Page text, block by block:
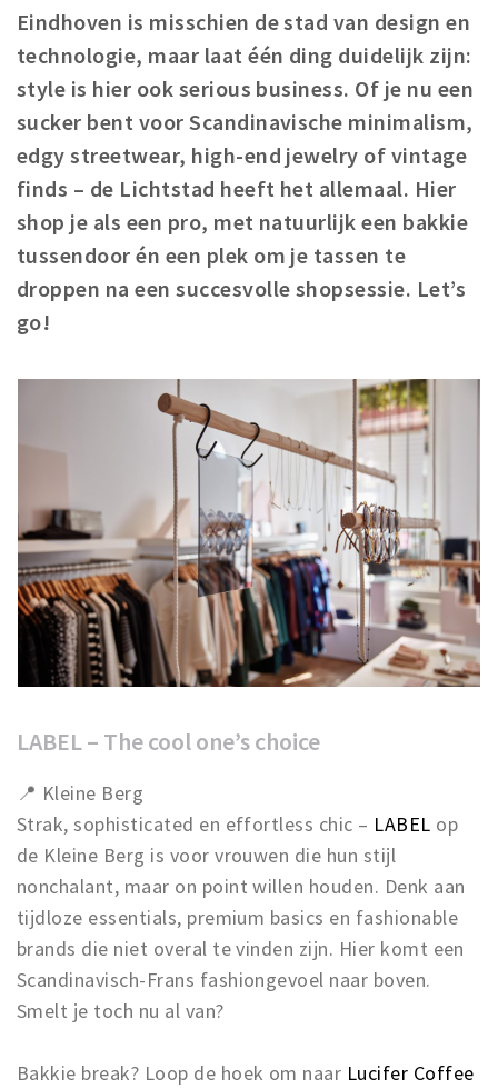
Winkels
Werken
Aanbiedingen
Ook reclame maken?
Over Eindhovens Rondje
Inloggen
Eindhoven is misschien de stad van design en
technologie, maar laat één ding duidelijk zijn:
style is hier ook serious business. Of je nu een
sucker bent voor Scandinavische minimalism,
edgy streetwear, high-end jewelry of vintage
finds – de Lichtstad heeft het allemaal. Hier
shop je als een pro, met natuurlijk een bakkie
tussendoor én een plek om je tassen te
droppen na een succesvolle shopsessie. Let’s
go!
LABEL – The cool one’s choice
📍 Kleine Berg
Strak, sophisticated en effortless chic – LABEL op
de Kleine Berg is voor vrouwen die hun stijl
nonchalant, maar on point willen houden. Denk aan
tijdloze essentials, premium basics en fashionable
brands die niet overal te vinden zijn. Hier komt een
Scandinavisch-Frans fashiongevoel naar boven.
Smelt je toch nu al van?
Bakkie break? Loop de hoek om naar Lucifer Coffee